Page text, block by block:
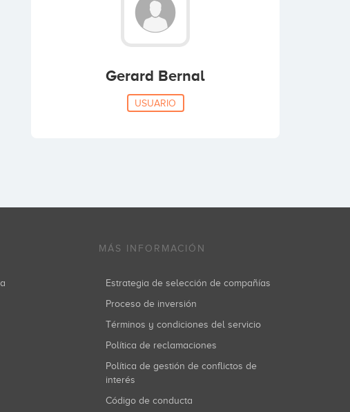
Gerard Bernal
USUARIO
MÁS INFORMACIÓN
Estrategia de selección de compañías
Proceso de inversión
Términos y condiciones del servicio
Política de reclamaciones
Política de gestión de conflictos de
interés
Código de conducta